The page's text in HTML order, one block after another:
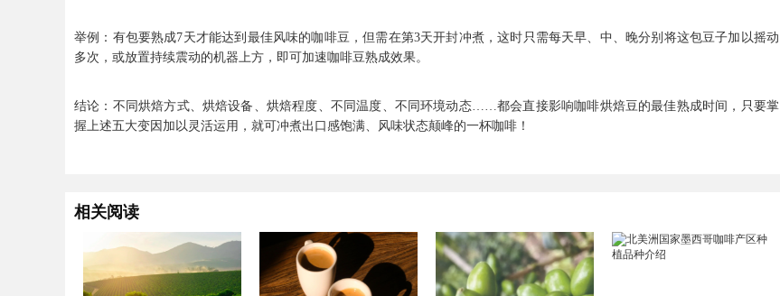
举例：有包要熟成7天才能达到最佳风味的咖啡豆，但需在第3天开封冲煮，这时只需每天早、中、晚分别将这包豆子加以摇动
多次，或放置持续震动的机器上方，即可加速咖啡豆熟成效果。
结论：不同烘焙方式、烘焙设备、烘焙程度、不同温度、不同环境动态……都会直接影响咖啡烘焙豆的最佳熟成时间，只要掌
握上述五大变因加以灵活运用，就可冲煮出口感饱满、风味状态颠峰的一杯咖啡！
相关阅读